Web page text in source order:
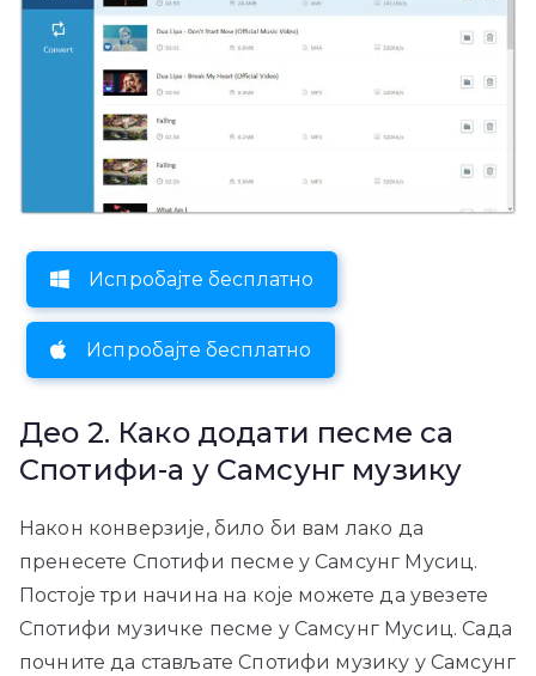
Испробајте бесплатно
Испробајте бесплатно
Део 2. Како додати песме са
Спотифи-а у Самсунг музику
Након конверзије, било би вам лако да
пренесете Спотифи песме у Самсунг Мусиц.
Постоје три начина на које можете да увезете
Спотифи музичке песме у Самсунг Мусиц. Сада
почните да стављате Спотифи музику у Самсунг